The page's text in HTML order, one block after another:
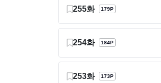
255화 179P
254화 184P
253화 173P